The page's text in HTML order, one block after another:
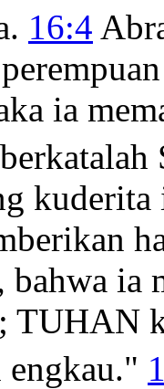
16:4
ia
bahwa ia
TUHAN
engkau."